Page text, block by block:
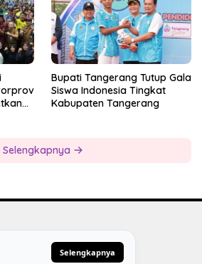
Bupati Tangerang Tutup Gala
Siswa Indonesia Tingkat
Kabupaten Tangerang
Selengkapnya
Selengkapnya